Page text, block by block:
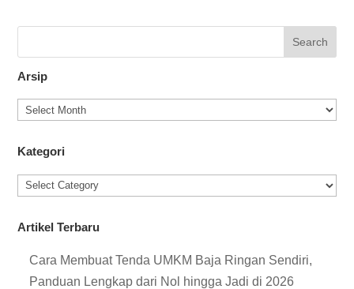
Arsip
Kategori
Artikel Terbaru
Cara Membuat Tenda UMKM Baja Ringan Sendiri,
Panduan Lengkap dari Nol hingga Jadi di 2026